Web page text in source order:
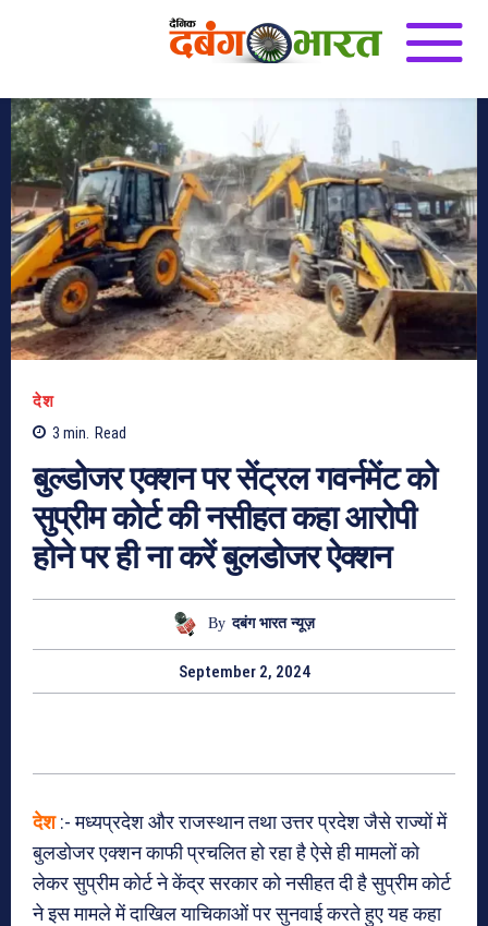
देश
3 min. Read
बुल्डोजर एक्शन पर सेंट्रल गवर्नमेंट को
सुप्रीम कोर्ट की नसीहत कहा आरोपी
होने पर ही ना करें बुलडोजर ऐक्शन
By दबंग भारत न्यूज़
September 2, 2024
देश:- मध्यप्रदेश और राजस्थान तथा उत्तर प्रदेश जैसे राज्यों में
बुलडोजर एक्शन काफी प्रचलित हो रहा है ऐसे ही मामलों को
लेकर सुप्रीम कोर्ट ने केंद्र सरकार को नसीहत दी है सुप्रीम कोर्ट
ने इस मामले में दाखिल याचिकाओं पर सुनवाई करते हुए यह कहा